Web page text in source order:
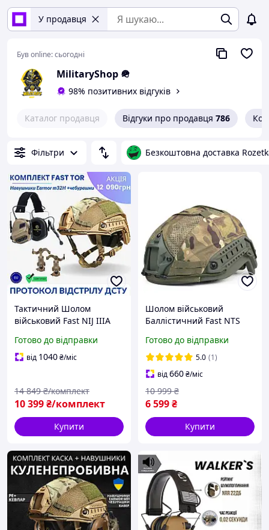
У продавця
Був online:сьогодні
MilitaryShop 🪖
98% позитивних відгуків
Каталог продавця Відгуки про продавця 786
Фільтри Безкоштовна доставка
Тактичний Шолом
військовий Fast NIJ IIIA
Чебурашка Кавер Койот
Каска тактична армійська
Готово до відправки
від 1040₴/міс
10 399₴/комплект
14 849 ₴/комплект
Купити
Шолом військовий
Баллістичний Fast NTS
Олива В Подарунок Чохол
Мультикам Піксель
Готово до відправки
5.0 (1)
від660₴/міс
6 599₴
10 999 ₴
Купити